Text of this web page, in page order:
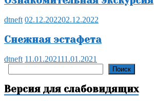
dtneft 02.12.202202.12.2022
Снежная эстафета
dtneft 11.01.202111.01.2021
Поиск
Версия для слабовидящих